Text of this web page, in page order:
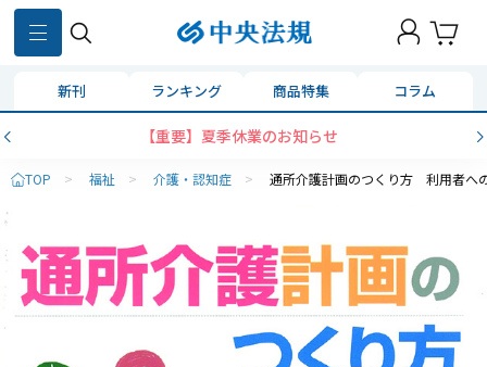
新刊 ランキング 商品特集 コラム
【重要】夏季休業のお知らせ
TOP > 福祉 > 介護・認知症 > 通所介護計画のつくり方 利用者へ